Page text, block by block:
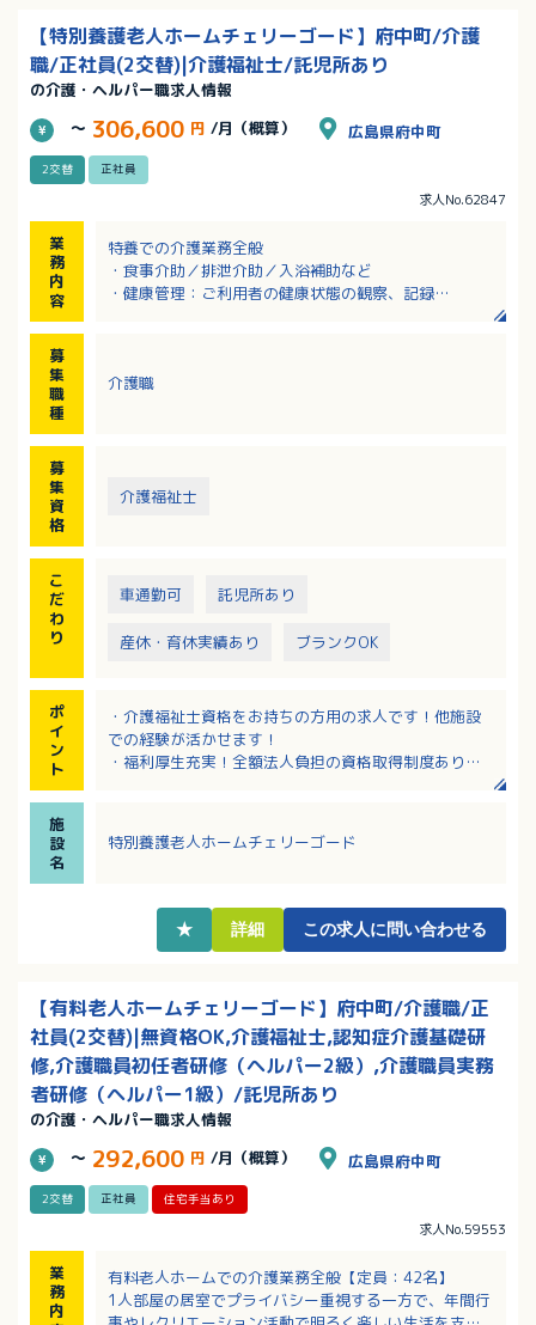
【特別養護老人ホームチェリーゴード】府中町/介護
職/正社員(2交替)|介護福祉士/託児所あり
の介護・ヘルパー職求人情報
～ 306,600 円 /月（概算） 広島県府中町
2交替 正社員
求人No.62847
業
務
内
容
特養での介護業務全般
・食事介助／排泄介助／入浴補助など
・健康管理：ご利用者の健康状態の観察、記録
・リハビリ時のサポート
募
集
職
種
介護職
募
集
資
格
介護福祉士
こ
だ
わ
り
車通勤可 託児所あり
産休・育休実績あり ブランクOK
ポ
イ
ン
ト
・介護福祉士資格をお持ちの方用の求人です！他施設
での経験が活かせます！
・福利厚生充実！全額法人負担の資格取得制度あり！
・扶養手当は18歳のお子様まで支給！院内保育も相談
可能！
施
設
名
特別養護老人ホームチェリーゴード
★ 詳細 この求人に問い合わせる
【有料老人ホームチェリーゴード】府中町/介護職/正
社員(2交替)|無資格OK,介護福祉士,認知症介護基礎研
修,介護職員初任者研修（ヘルパー2級）,介護職員実務
者研修（ヘルパー1級）/託児所あり
の介護・ヘルパー職求人情報
～ 292,600 円 /月（概算） 広島県府中町
2交替 正社員 住宅手当あり
求人No.59553
業
務
内
有料老人ホームでの介護業務全般【定員：42名】
1人部屋の居室でプライバシー重視する一方で、年間行